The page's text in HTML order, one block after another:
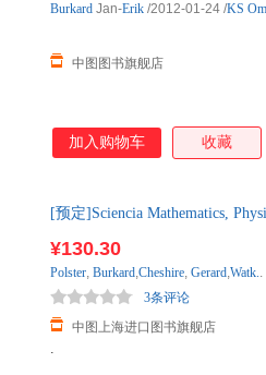
中图图书旗舰店
Burkard Jan-Erik /2012-01-24 /KS
加入购物车 收藏
[预定]Sciencia Mathematics,
.
¥130.30
中图上海进口图书旗舰店
3条评论
Polster, Burkard,Cheshire, Gerard,Watk..